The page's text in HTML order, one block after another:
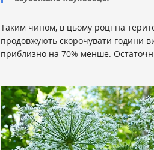
Таким чином, в цьому році на
продовжують скорочувати години
приблизно на 70% менше.